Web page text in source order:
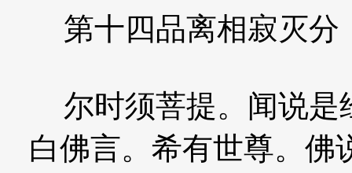
第十四品离相寂灭分
尔时须菩提。闻说是
白佛言。希有世尊。佛